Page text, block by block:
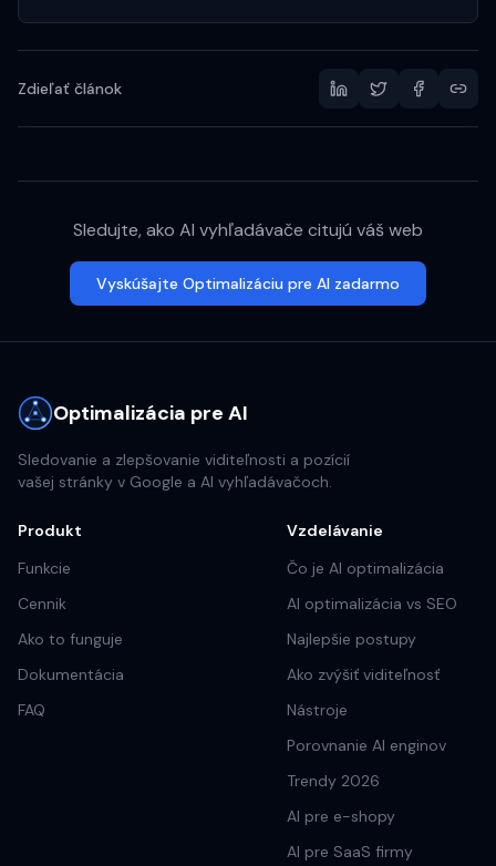
Zdieľať článok
Sledujte, ako AI vyhľadávače citujú váš web
Vyskúšajte Optimalizáciu pre AI zadarmo
Optimalizácia pre AI
Sledovanie a zlepšovanie viditeľnosti a pozícií
vašej stránky v Google a AI vyhľadávačoch.
Produkt
Funkcie
Cennik
Ako to funguje
Dokumentácia
FAQ
Vzdelávanie
Čo je AI optimalizácia
AI optimalizácia vs SEO
Najlepšie postupy
Ako zvýšiť viditeľnosť
Nástroje
Porovnanie AI enginov
Trendy 2026
AI pre e-shopy
AI pre SaaS firmy